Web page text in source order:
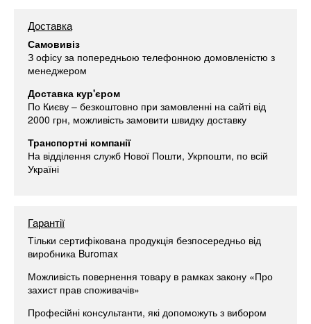
Доставка
Самовивіз
З офісу за попередньою телефонною домовленістю з
менеджером
Доставка кур'єром
По Києву – безкоштовно при замовленні на сайті від
2000 грн, можливість замовити швидку доставку
Транспортні компанії
На відділення служб Нової Пошти, Укрпошти, по всій
Україні
Гарантії
Тільки сертифікована продукція безпосередньо від
виробника Buromax
Можливість повернення товару в рамках закону «Про
захист прав споживачів»
Професійні консультанти, які допоможуть з вибором